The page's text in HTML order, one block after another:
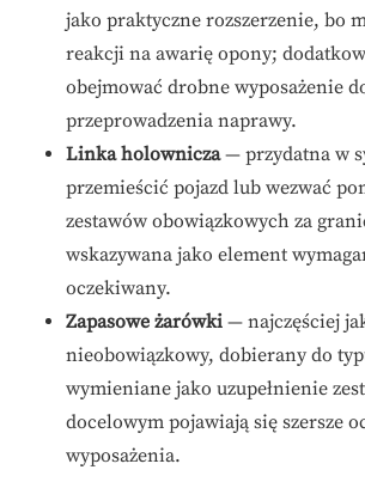
jako praktyczne rozszerzenie, bo
reakcji na awarię opony;
obejmować drobne wyposażenie
przeprowadzenia naprawy.
Linka holownicza— przydatna w
przemieścić pojazd lub wezwać
zestawów obowiązkowych za
wskazywana jako element
oczekiwany.
Zapasowe żarówki — najczęściej
nieobowiązkowy, dobierany do
wymieniane jako uzupełnienie
docelowym pojawiają się szersze
wyposażenia.